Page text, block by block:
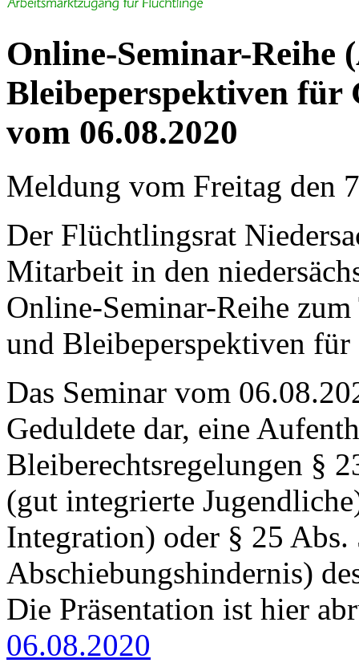
Online-Seminar-Reihe
Bleibeperspektiven für
vom 06.08.2020
Meldung vom Freitag den
Der Flüchtlingsrat
Mitarbeit in den
Online-Seminar-Reihe
und Bleibeperspektiven
Das Seminar vom
Geduldete dar, eine
Bleiberechtsregelungen §
(gut integrierte
Integration) oder § 25 Abs.
Abschiebungshindernis)
Die Präsentation ist hier
06.08.2020